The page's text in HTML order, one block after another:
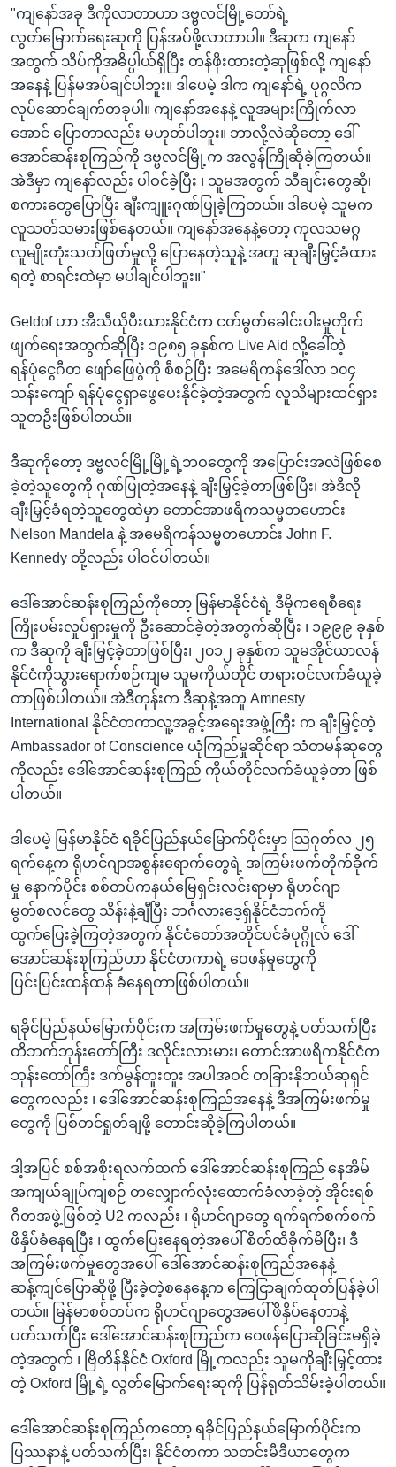
"ကျနော်အခု ဒီကိုလာတာဟာ ဒဗ္ဗလင်မြို့တော်ရဲ့
လွတ်မြောက်ရေးဆုကို ပြန်အပ်ဖို့လာတာပါ။ ဒီဆုက ကျနော်
အတွက် သိပ်ကိုအဓိပ္ပါယ်ရှိပြီး တန်ဖိုးထားတဲ့ဆုဖြစ်လို့ ကျနော်
အနေနဲ့ ပြန်မအပ်ချင်ပါဘူး။ ဒါပေမဲ့ ဒါက ကျနော်ရဲ့ ပုဂ္ဂလိက
လုပ်ဆောင်ချက်တခုပါ။ ကျနော်အနေနဲ့ လူအများကြိုက်လာ
အောင် ပြောတာလည်း မဟုတ်ပါဘူး။ ဘာလို့လဲဆိုတော့ ဒေါ်
အောင်ဆန်းစုကြည်ကို ဒဗ္ဗလင်မြို့က အလွန်ကြိုဆိုခဲ့ကြတယ်။
အဲဒီမှာ ကျနော်လည်း ပါဝင်ခဲ့ပြီး ၊ သူမအတွက် သီချင်းတွေဆို၊
စကားတွေပြောပြီး ချီးကျူးဂုဏ်ပြုခဲ့ကြတယ်။ ဒါပေမဲ့ သူမက
လူသတ်သမားဖြစ်နေတယ်။ ကျနော်အနေနဲ့တော့ ကုလသမဂ္ဂ
လူမျိုးတုံးသတ်ဖြတ်မှုလို့ ပြောနေတဲ့သူနဲ့ အတူ ဆုချီးမြှင့်ခံထား
ရတဲ့ စာရင်းထဲမှာ မပါချင်ပါဘူး။"
Geldof ဟာ အီသီယိုပီးယားနိုင်ငံက ငတ်မွတ်ခေါင်းပါးမှုတိုက်
ဖျက်ရေးအတွက်ဆိုပြီး ၁၉၈၅ ခုနှစ်က Live Aid လို့ခေါ်တဲ့
ရန်ပုံငွေဂီတ ဖျော်ဖြေပွဲကို စီစဉ်ပြီး အမေရိကန်ဒေါ်လာ ၁၀၄
သန်းကျော် ရန်ပုံငွေရှာဖွေပေးနိုင်ခဲ့တဲ့အတွက် လူသိများထင်ရှား
သူတဦးဖြစ်ပါတယ်။
ဒီဆုကိုတော့ ဒဗ္ဗလင်မြို့မြို့ရဲ့ဘဝတွေကို အပြောင်းအလဲဖြစ်စေ
ခဲ့တဲ့သူတွေကို ဂုဏ်ပြုတဲ့အနေနဲ့ ချီးမြှင့်ခဲ့တာဖြစ်ပြီး၊ အဲဒီလို
ချီးမြှင့်ခံရတဲ့သူတွေထဲမှာ တောင်အာဖရိကသမ္မတဟောင်း
Nelson Mandela နဲ့ အမေရိကန်သမ္မတဟောင်း John F.
Kennedy တို့လည်း ပါဝင်ပါတယ်။
ဒေါ်အောင်ဆန်းစုကြည်ကိုတော့ မြန်မာနိုင်ငံရဲ့ ဒီမိုကရေစီရေး
ကြိုးပမ်းလှုပ်ရှားမှုကို ဦးဆောင်ခဲ့တဲ့အတွက်ဆိုပြီး ၊ ၁၉၉၉ ခုနှစ်
က ဒီဆုကို ချီးမြှင့်ခဲ့တာဖြစ်ပြီး၊ ၂၀၁၂ ခုနှစ်က သူမအိုင်ယာလန်
နိုင်ငံကိုသွားရောက်စဉ်ကျမ သူမကိုယ်တိုင် တရားဝင်လက်ခံယူခဲ့
တာဖြစ်ပါတယ်။ အဲဒီတုန်းက ဒီဆုနဲ့အတူ Amnesty
International နိုင်ငံတကာလူ့အခွင့်အရေးအဖွဲ့ကြီး က ချီးမြှင့်တဲ့
Ambassador of Conscience ယုံကြည်မှုဆိုင်ရာ သံတမန်ဆုတွေ
ကိုလည်း ဒေါ်အောင်ဆန်းစုကြည် ကိုယ်တိုင်လက်ခံယူခဲ့တာ ဖြစ်
ပါတယ်။
ဒါပေမဲ့ မြန်မာနိုင်ငံ ရခိုင်ပြည်နယ်မြောက်ပိုင်းမှာ သြဂုတ်လ ၂၅
ရက်နေ့က ရိုဟင်ဂျာအစွန်းရောက်တွေရဲ့ အကြမ်းဖက်တိုက်ခိုက်
မှု နောက်ပိုင်း စစ်တပ်ကနယ်မြေရှင်းလင်းရာမှာ ရိုဟင်ဂျာ
မွတ်စလင်တွေ သိန်းနဲ့ချီပြီး ဘင်္ဂလားဒေ့ရှ်နိုင်ငံဘက်ကို
ထွက်ပြေးခဲ့ကြတဲ့အတွက် နိုင်ငံတော်အတိုင်ပင်ခံပုဂ္ဂိုလ် ဒေါ်
အောင်ဆန်းစုကြည်ဟာ နိုင်ငံတကာရဲ့ ဝေဖန်မှုတွေကို
ပြင်းပြင်းထန်ထန် ခံနေရတာဖြစ်ပါတယ်။
ရခိုင်ပြည်နယ်မြောက်ပိုင်းက အကြမ်းဖက်မှုတွေနဲ့ ပတ်သက်ပြီး
တိဘက်ဘုန်းတော်ကြီး ဒလိုင်းလားမား၊ တောင်အာဖရိကနိုင်ငံက
ဘုန်းတော်ကြီး ဒက်မွန်တူးတူး အပါအဝင် တခြားနိုဘယ်ဆုရှင်
တွေကလည်း ၊ ဒေါ်အောင်ဆန်းစုကြည်အနေနဲ့ ဒီအကြမ်းဖက်မှု
တွေကို ပြစ်တင်ရှုတ်ချဖို့ တောင်းဆိုခဲ့ကြပါတယ်။
ဒါ့အပြင် စစ်အစိုးရလက်ထက် ဒေါ်အောင်ဆန်းစုကြည် နေအိမ်
အကျယ်ချုပ်ကျစဉ် တလျှောက်လုံးထောက်ခံလာခဲ့တဲ့ အိုင်းရစ်
ဂီတအဖွဲ့ဖြစ်တဲ့ U2 ကလည်း ၊ ရိုဟင်ဂျာတွေ ရက်ရက်စက်စက်
ဖိနှိပ်ခံနေရပြီး ၊ ထွက်ပြေးနေရတဲ့အပေါ် စိတ်ထိခိုက်မိပြီး၊ ဒီ
အကြမ်းဖက်မှုတွေအပေါ် ဒေါ်အောင်ဆန်းစုကြည်အနေနဲ့
ဆန့်ကျင်ပြောဆိုဖို့ ပြီးခဲ့တဲ့စနေနေ့က ကြေငြာချက်ထုတ်ပြန်ခဲ့ပါ
တယ်။ မြန်မာစစ်တပ်က ရိုဟင်ဂျာတွေအပေါ်ဖိနှိပ်နေတာနဲ့
ပတ်သက်ပြီး ဒေါ်အောင်ဆန်းစုကြည်က ဝေဖန်ပြောဆိုခြင်းမရှိခဲ့
တဲ့အတွက် ၊ ဗြိတိန်နိုင်ငံ Oxford မြို့ကလည်း သူမကိုချီးမြှင့်ထား
တဲ့ Oxford မြို့ရဲ့ လွတ်မြောက်ရေးဆုကို ပြန်ရုတ်သိမ်းခဲ့ပါတယ်။
ဒေါ်အောင်ဆန်းစုကြည်ကတော့ ရခိုင်ပြည်နယ်မြောက်ပိုင်းက
ပြဿနာနဲ့ ပတ်သက်ပြီး၊ နိုင်ငံတကာ သတင်းမီဒီယာတွေက